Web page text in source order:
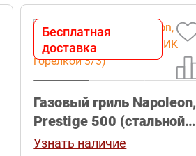
Бесплатная
доставка
Газовый гриль Napoleon,
Prestige 500 (стальной, с
ИК горелкой 3/3)
Узнать наличие